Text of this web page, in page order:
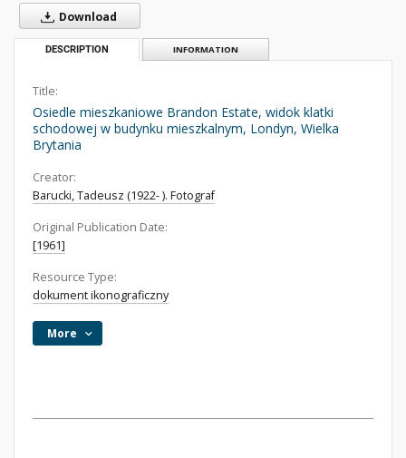
Download
DESCRIPTION INFORMATION
Title:
Osiedle mieszkaniowe Brandon Estate, widok klatki
schodowej w budynku mieszkalnym, Londyn, Wielka
Brytania
Creator:
Barucki, Tadeusz (1922- ). Fotograf
Original Publication Date:
[1961]
Resource Type:
dokument ikonograficzny
More